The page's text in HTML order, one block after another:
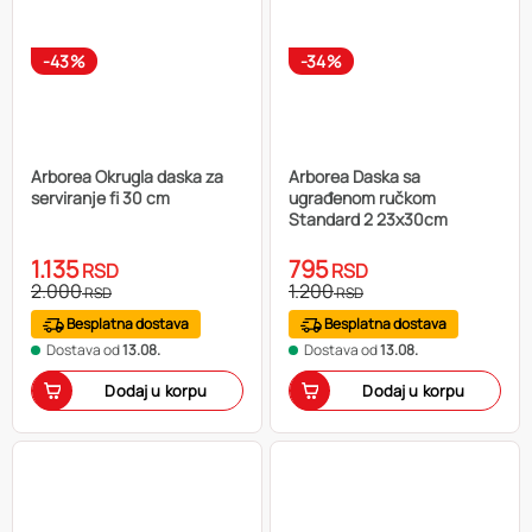
-43%
Arborea Okrugla daska za
serviranje fi 30 cm
1.135RSD
2.000RSD
Besplatna dostava
Dostava od13.08.
Dodaj u korpu
-34%
Arborea Daska sa
ugrađenom ručkom
Standard 2 23x30cm
795RSD
1.200RSD
Besplatna dostava
Dostava od13.08.
Dodaj u korpu